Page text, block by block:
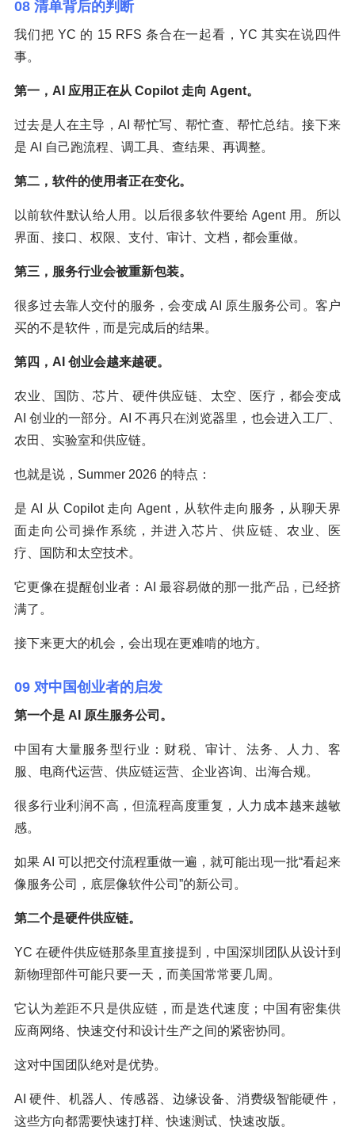
08 清单背后的判断
我们把 YC 的 15 RFS 条合在一起看，YC 其实在说四件
事。
第一，AI 应用正在从 Copilot 走向 Agent。
过去是人在主导，AI 帮忙写、帮忙查、帮忙总结。接下来
是 AI 自己跑流程、调工具、查结果、再调整。
第二，软件的使用者正在变化。
以前软件默认给人用。以后很多软件要给 Agent 用。所以
界面、接口、权限、支付、审计、文档，都会重做。
第三，服务行业会被重新包装。
很多过去靠人交付的服务，会变成 AI 原生服务公司。客户
买的不是软件，而是完成后的结果。
第四，AI 创业会越来越硬。
农业、国防、芯片、硬件供应链、太空、医疗，都会变成
AI 创业的一部分。AI 不再只在浏览器里，也会进入工厂、
农田、实验室和供应链。
也就是说，Summer 2026 的特点：
是 AI 从 Copilot 走向 Agent，从软件走向服务，从聊天界
面走向公司操作系统，并进入芯片、供应链、农业、医
疗、国防和太空技术。
它更像在提醒创业者：AI 最容易做的那一批产品，已经挤
满了。
接下来更大的机会，会出现在更难啃的地方。
09 对中国创业者的启发
第一个是 AI 原生服务公司。
中国有大量服务型行业：财税、审计、法务、人力、客
服、电商代运营、供应链运营、企业咨询、出海合规。
很多行业利润不高，但流程高度重复，人力成本越来越敏
感。
如果 AI 可以把交付流程重做一遍，就可能出现一批“看起来
像服务公司，底层像软件公司”的新公司。
第二个是硬件供应链。
YC 在硬件供应链那条里直接提到，中国深圳团队从设计到
新物理部件可能只要一天，而美国常常要几周。
它认为差距不只是供应链，而是迭代速度；中国有密集供
应商网络、快速交付和设计生产之间的紧密协同。
这对中国团队绝对是优势。
AI 硬件、机器人、传感器、边缘设备、消费级智能硬件，
这些方向都需要快速打样、快速测试、快速改版。